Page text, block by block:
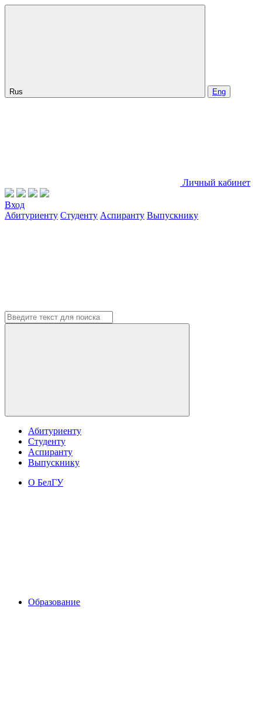
Rus Eng
Личный кабинет
Вход
Абитуриенту Студенту Аспиранту Выпускнику
Абитуриенту
Студенту
Аспиранту
Выпускнику
О БелГУ
Образование